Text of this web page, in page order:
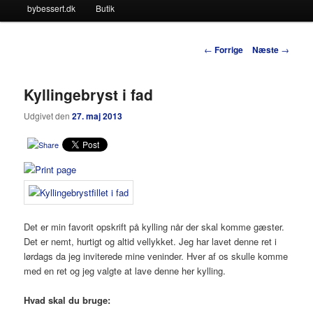
bybessert.dk Butik
Indlægsnavigation
← Forrige Næste →
Kyllingebryst i fad
Udgivet den27. maj 2013
Det er min favorit opskrift på kylling når der skal komme gæster.
Det er nemt, hurtigt og altid vellykket. Jeg har lavet denne ret i
lørdags da jeg inviterede mine veninder. Hver af os skulle komme
med en ret og jeg valgte at lave denne her kylling.
Hvad skal du bruge: